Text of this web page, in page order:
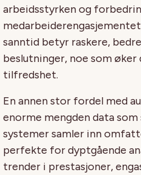
arbeidsstyrken og
sanntid betyr raskere,
beslutninger, noe som
tilfredshet.
En annen stor fordel med
enorme mengden data som
systemer samler inn
perfekte for dyptgående
trender i prestasjoner,